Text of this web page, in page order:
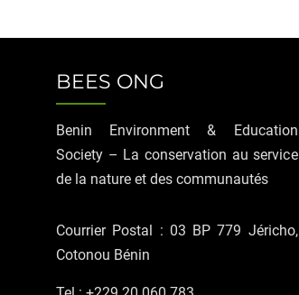
BEES ONG
Benin Environment & Education
Society – La conservation au service
de la nature et des communautés
Courrier Postal : 03 BP 779 Jéricho,
Cotonou Bénin